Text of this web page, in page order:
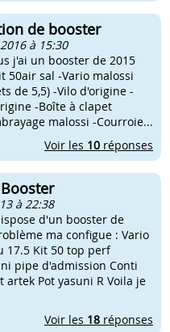
de booster
à 15:30
j'ai un booster de 2015
50air sal -Vario malossi
de 5,5) -Vilo d'origine -
-Boîte à clapet
malossi -Courroie...
Voir les 10 réponses
à 22:38
d'un booster de
ma configue : Vario
17.5 Kit 50 top perf
pipe d'admission Conti
artek Pot yasuni R Voila je
Voir les 18 réponses